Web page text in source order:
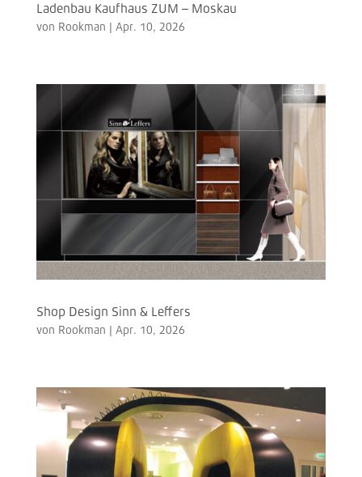
Ladenbau Kaufhaus ZUM – Moskau
von Rookman | Apr. 10, 2026
Shop Design Sinn & Leffers
von Rookman | Apr. 10, 2026